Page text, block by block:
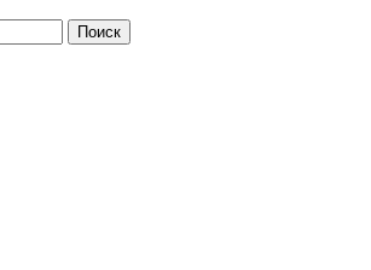
Поиск